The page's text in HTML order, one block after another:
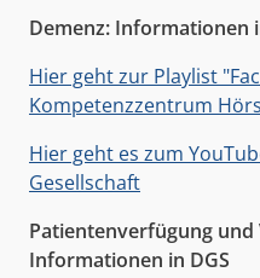
Demenz: Informationen
Hier geht zur Playlist
Kompetenzzentrum
Hier geht es zum
Gesellschaft
Patientenverfügung
Informationen in DGS